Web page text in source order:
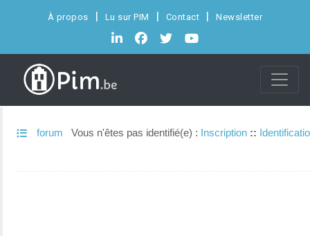
À propos Lu sur PIM Contact Newsletter
forum Vous n'êtes pas identifié(e) : Inscription ::